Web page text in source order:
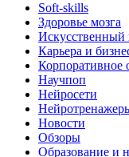
Soft-skills
Здоровье мозга
Искусственный
Карьера и
Корпоративное
Научпоп
Нейросети
Новости
Обзоры
Образование и